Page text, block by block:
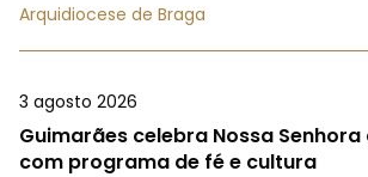
Arquidiocese de Braga
3 agosto 2026
Guimarães celebra Nossa
com programa de fé e cultura